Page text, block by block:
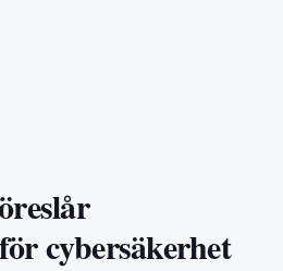
cybersäkerhet